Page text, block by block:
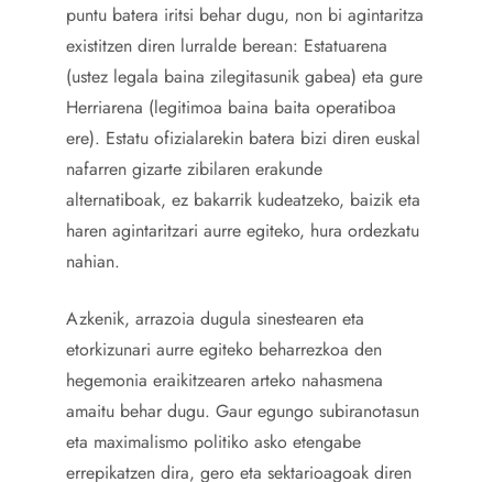
puntu batera iritsi behar dugu, non bi agintaritza
existitzen diren lurralde berean: Estatuarena
(ustez legala baina zilegitasunik gabea) eta gure
Herriarena (legitimoa baina baita operatiboa
ere). Estatu ofizialarekin batera bizi diren euskal
nafarren gizarte zibilaren erakunde
alternatiboak, ez bakarrik kudeatzeko, baizik eta
haren agintaritzari aurre egiteko, hura ordezkatu
nahian.
Azkenik, arrazoia dugula sinestearen eta
etorkizunari aurre egiteko beharrezkoa den
hegemonia eraikitzearen arteko nahasmena
amaitu behar dugu. Gaur egungo subiranotasun
eta maximalismo politiko asko etengabe
errepikatzen dira, gero eta sektarioagoak diren